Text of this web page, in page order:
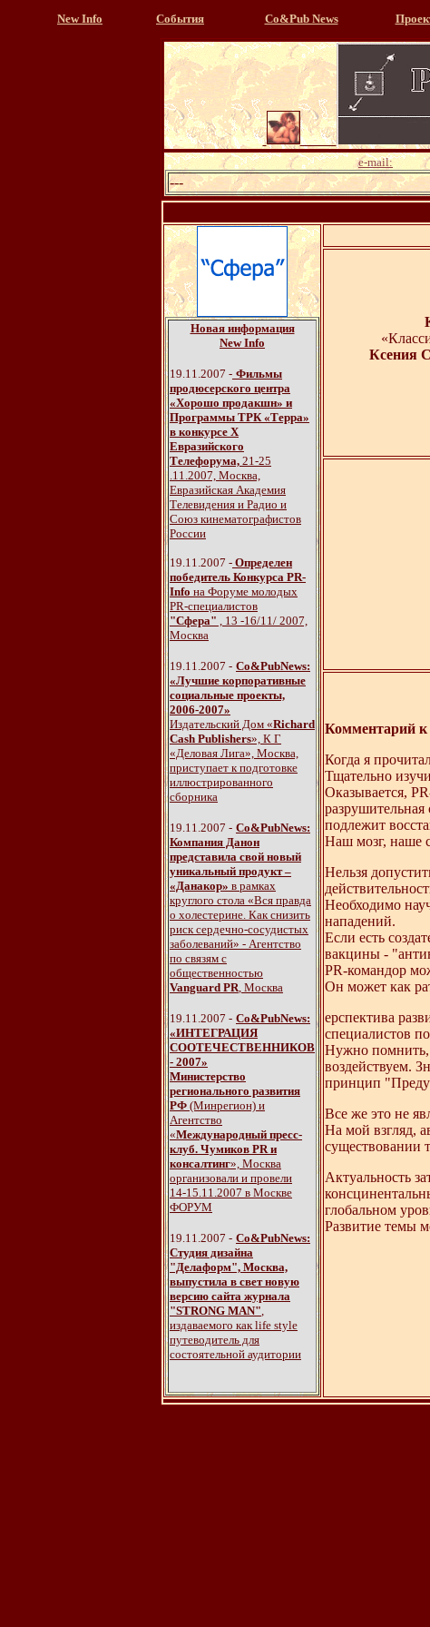
New Info События Со&Pub News
e-mail:
---
Новая информация
New Info
19.11.2007 - Фильмы
продюсерского центра
«Хорошо продакшн» и
Программы ТРК «Терра»
в конкурсе Х
Евразийского
Телефорума, 21-25
.11.2007, Москва,
Евразийская Академия
Телевидения и Радио и
Союз кинематографистов
России
19.11.2007 - Определен
победитель Конкурса PR-
Info на Форуме молодых
PR-специалистов
"Сфера" , 13 -16/11/ 2007,
Москва
19.11.2007 - Со&PubNews:
«Лучшие корпоративные
социальные проекты,
2006-2007»
Издательский Дом «Richard
Cash Publishers», К Г
«Деловая Лига», Москва,
приступает к подготовке
иллюстрированного
сборника
19.11.2007 - Со&PubNews:
Компания Данон
представила свой новый
уникальный продукт –
«Данакор» в рамках
круглого стола «Вся правда
о холестерине. Как снизить
риск сердечно-сосудистых
заболеваний» - Агентство
по связям с
общественностью
Vanguard PR, Москва
19.11.2007 - Со&PubNews:
«ИНТЕГРАЦИЯ
СООТЕЧЕСТВЕННИКОВ
- 2007»
Министерство
регионального развития
РФ (Минрегион) и
Агентство
«Международный пресс-
клуб. Чумиков PR и
консалтинг», Москва
организовали и провели
14-15.11.2007 в Москве
ФОРУМ
19.11.2007 - Со&PubNews:
Студия дизайна
"Делаформ", Москва,
выпустила в свет новую
версию сайта журнала
"STRONG MAN",
издаваемого как life style
путеводитель для
состоятельной аудитории
Ксения
Комментарий к
Когда я
Тщательно
Оказывается,
разрушительная
подлежит
Наш мозг, наше
Нельзя
Необходимо
нападений.
Если есть
вакцины -
PR-командор
Он может как
ерспектива
специалистов
Нужно помнить,
воздействуем.
принцип
Все же это не
На мой взгляд,
существовании
Актуальность
глобальном
Развитие темы